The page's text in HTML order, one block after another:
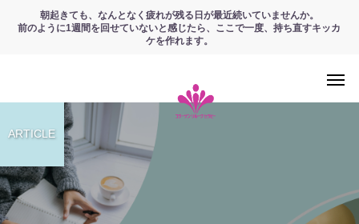
朝起きても、なんとなく疲れが残る日が最近続いていませんか。
前のように1週間を回せていないと感じたら、ここで一度、持ち直すキッカ
ケを作れます。
ARTICLE